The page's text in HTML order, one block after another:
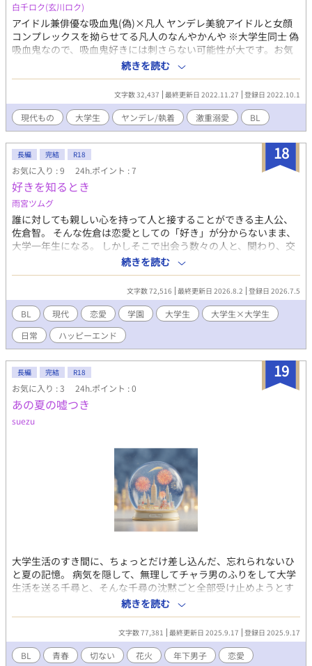
ちゃ可愛くて正直あの日酔っぱらってノリでOKした自分に大感謝
してるし今は溺愛している。
白千ロク(玄川ロク)
アイドル兼俳優な吸血鬼(偽)×凡人 ヤンデレ美貌アイドルと女顔
コンプレックスを拗らせてる凡人のなんやかんや ※大学生同士 偽
吸血鬼なので、吸血鬼好きには刺さらない可能性が大です。お気
をつけください 偽の理由は中身にて判明しよります 【 ご注意 】
2023.10.18 タイトル変更 一夜の過ちからはじまる〜妹の推しと
つき合うようになったオレの（楽しくもない）日々〜→一夜の過
ちからはじまる〜妹の推しとつき合うようになったオレの日々〜
！『第10回BL小説大賞』用に書き始めました！(完結は全然間に
合わなかったのですが！) 2023.10.18 『第11回BL小説大賞』に
エントリー(参加)しました！リベンジやで！『第11回BL小説大
賞』では物語を完結させたいですね！ ！女性が出てきます ！更新
はまったりです(不定期かつ23時に予約投稿) Start：2022.10.01/
土 End：-----------
続きを読む
文字数 32,437 最終更新日 2022.11.27 登録日 2022.10.1
現代もの 大学生 ヤンデレ/執着 激重溺愛 BL
18
長編 完結 R18
お気に入り : 9 24h.ポイント : 7
好きを知るとき
雨宮ツムグ
誰に対しても親しい心を持って人と接することができる主人公、
佐倉智。 そんな佐倉は恋愛としての「好き」が分からないまま、
大学一年生になる。 しかしそこで出会う数々の人と、関わり、交
流し、関係を深めて行くうちに、様々な「好き」の形を知って行
く。 大学生同士の、ピュアでちょっぴり大人っぽい、オリジナル
ボーイズラブストーリー。
続きを読む
文字数 72,516 最終更新日 2026.8.2 登録日 2026.7.5
BL 現代 恋愛 学園 大学生
大学生×大学生
日常
ハッピーエンド
19
長編 完結 R18
お気に入り : 3 24h.ポイント : 0
あの夏の嘘つき
suezu
大学生活のすき間に、ちょっとだけ差し込んだ、忘れられないひ
と夏の記憶。 病気を隠して、無理してチャラ男のふりをして大学
生活を送る千尋と、そんな千尋の沈黙ごと全部受け止めようとす
る、まぶしいモデルばりのルックスの年下男子・涼。 すれ違った
り、不安になったり、少しの嫉妬で心がざわついたり。でも、そ
れでも――ちゃんと伝えたいと必死で恋した夏が終わる。 「嘘」
から始まった夏が、少しずつ「ほんとう」へと変わっていく、ち
ょっとせつない青春ラブストーリー。
続きを読む
文字数 77,381 最終更新日 2025.9.17 登録日 2025.9.17
BL 青春 切ない 花火 年下男子
恋愛